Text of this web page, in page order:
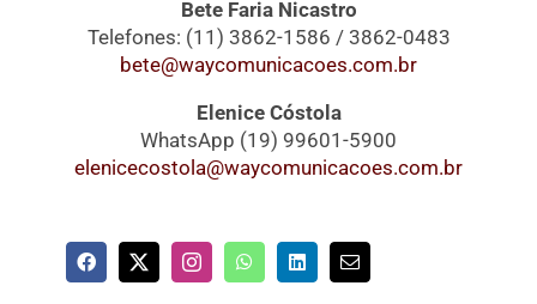
Bete Faria Nicastro
Telefones: (11) 3862-1586 / 3862-0483
bete@waycomunicacoes.com.br
Elenice Cóstola
WhatsApp (19) 99601-5900
elenicecostola@waycomunicacoes.com.br